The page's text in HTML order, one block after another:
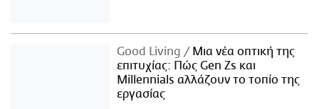
Good Living
Μια νέα οπτική της
επιτυχίας: Πώς Gen Zs και
Millennials αλλάζουν το τοπίο της
εργασίας